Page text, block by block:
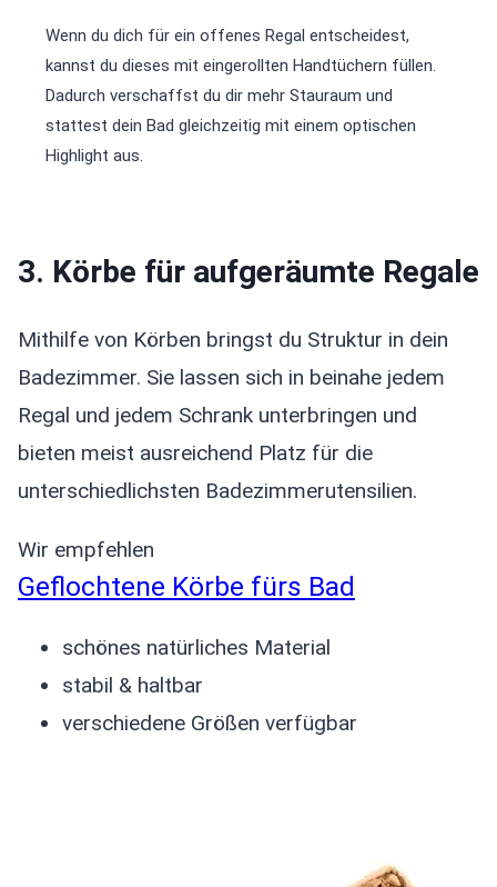
Wenn du dich für ein offenes Regal entscheidest,
kannst du dieses mit eingerollten Handtüchern füllen.
Dadurch verschaffst du dir mehr Stauraum und
stattest dein Bad gleichzeitig mit einem optischen
Highlight aus.
3. Körbe für aufgeräumte Regale
Mithilfe von Körben bringst du Struktur in dein
Badezimmer. Sie lassen sich in beinahe jedem
Regal und jedem Schrank unterbringen und
bieten meist ausreichend Platz für die
unterschiedlichsten Badezimmerutensilien.
Wir empfehlen
Geflochtene Körbe fürs Bad
schönes natürliches Material
stabil & haltbar
verschiedene Größen verfügbar